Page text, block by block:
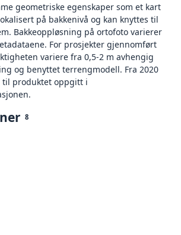
geometriske egenskaper som et kart
på bakkenivå og kan knyttes til
Bakkeoppløsning på ortofoto varierer
For prosjekter gjennomført
variere fra 0,5-2 m avhengig
og benyttet terrengmodell. Fra 2020
til produktet oppgitt i
8